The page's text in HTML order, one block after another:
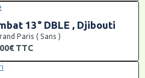
13° DBLE , Djibouti
Paris ( Sans )
TTC